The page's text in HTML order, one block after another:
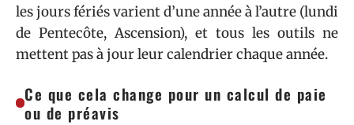
les jours fériés varient d’une année à l’autre (lundi
de Pentecôte, Ascension), et tous les outils ne
mettent pas à jour leur calendrier chaque année.
Ce que cela change pour un calcul de paie
ou de préavis